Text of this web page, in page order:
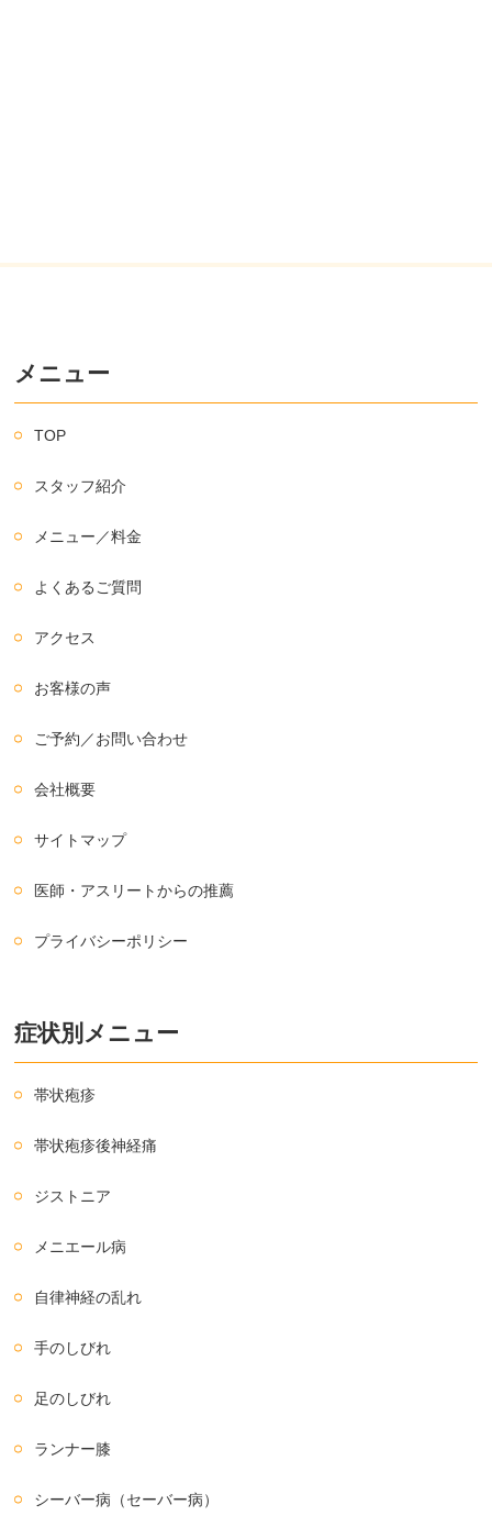
メニュー
TOP
スタッフ紹介
メニュー／料金
よくあるご質問
アクセス
お客様の声
ご予約／お問い合わせ
会社概要
サイトマップ
医師・アスリートからの推薦
プライバシーポリシー
症状別メニュー
帯状疱疹
帯状疱疹後神経痛
ジストニア
メニエール病
自律神経の乱れ
手のしびれ
足のしびれ
ランナー膝
シーバー病（セーバー病）